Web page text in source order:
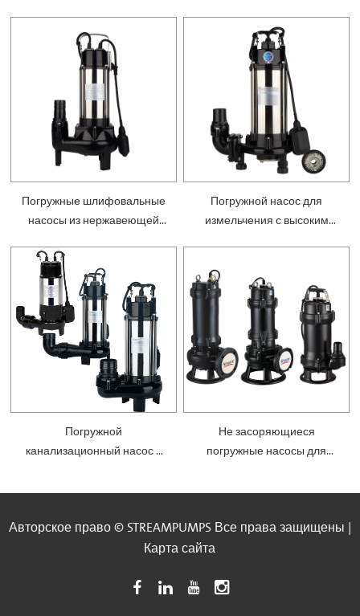
Погружные шлифовальные
насосы из нержавеющей
Погружной насос для
измельчения с высоким
Погружной
канализационный насос с
Не засоряющиеся
погружные насосы для
Авторское право © STREAMPUMPS Все права защищены |
Карта сайта